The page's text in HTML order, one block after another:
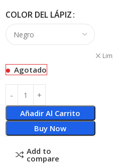
COLOR DEL LÁPIZ
Agotado
Añadir Al Carrito
Buy Now
Add to
compare